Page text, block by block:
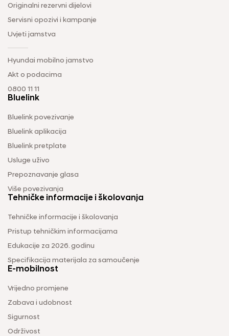
Originalni rezervni dijelovi
Servisni opozivi i kampanje
Uvjeti jamstva
Hyundai mobilno jamstvo
Akt o podacima
0800 11 11
Bluelink
Bluelink povezivanje
Bluelink aplikacija
Bluelink pretplate
Usluge uživo
Prepoznavanje glasa
Više povezivanja
Tehničke informacije i školovanja
Tehničke informacije i školovanja
Pristup tehničkim informacijama
Edukacije za 2026. godinu
Specifikacija materijala za samoučenje
E-mobilnost
Vrijedno promjene
Zabava i udobnost
Sigurnost
Održivost